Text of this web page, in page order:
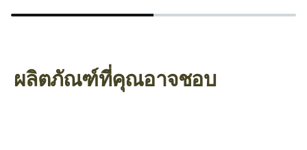
ผลิตภัณฑ์ที่คุณอาจชอบ